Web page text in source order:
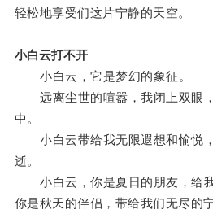
轻松地享受们这片宁静的天空。
小白云打不开
小白云，它是梦幻的象征。
远离尘世的喧嚣，我闭上双眼，
中。
小白云带给我无限遐想和愉悦
逝。
小白云，你是夏日的朋友，给我
你是秋天的伴侣，带给我们无尽的宁